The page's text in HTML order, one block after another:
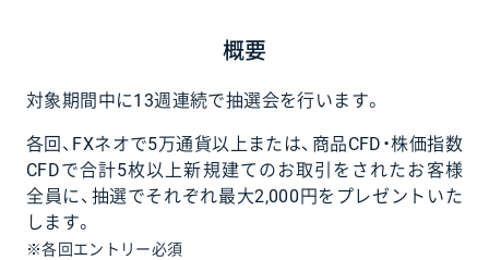
概要
対象期間中に13週連続で抽選会を行います。
各回、FXネオで5万通貨以上または、商品CFD・株価指数
CFDで合計5枚以上新規建てのお取引をされたお客様
全員に、抽選でそれぞれ最大2,000円をプレゼントいた
します。
※各回エントリー必須